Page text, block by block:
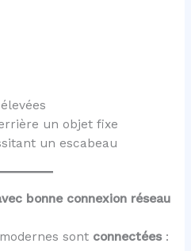
un objet fixe
un escabeau
bonne connexion réseau
sont connectées: